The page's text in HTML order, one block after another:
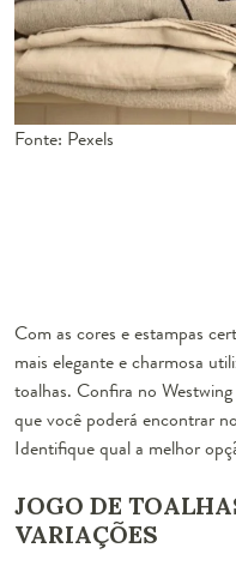
Fonte: Pexels
Com as cores e estampas
mais elegante e charmosa
toalhas. Confira no
que você poderá encontrar
Identifique qual a melhor
JOGO DE
VARIAÇÕES